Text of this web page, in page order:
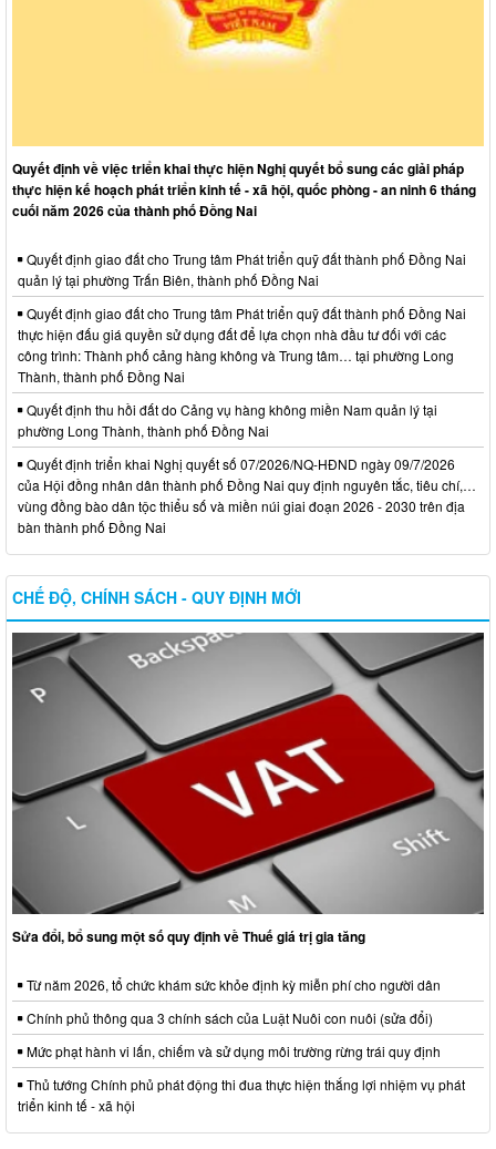
Quyết định về việc triển khai thực hiện Nghị quyết bổ sung các giải pháp
thực hiện kế hoạch phát triển kinh tế - xã hội, quốc phòng - an ninh 6 tháng
cuối năm 2026 của thành phố Đồng Nai
Quyết định giao đất cho Trung tâm Phát triển quỹ đất thành phố Đồng Nai
quản lý tại phường Trấn Biên, thành phố Đồng Nai
Quyết định giao đất cho Trung tâm Phát triển quỹ đất thành phố Đồng Nai
thực hiện đấu giá quyền sử dụng đất để lựa chọn nhà đầu tư đối với các
công trình: Thành phố cảng hàng không và Trung tâm… tại phường Long
Thành, thành phố Đồng Nai
Quyết định thu hồi đất do Cảng vụ hàng không miền Nam quản lý tại
phường Long Thành, thành phố Đồng Nai
Quyết định triển khai Nghị quyết số 07/2026/NQ-HĐND ngày 09/7/2026
của Hội đồng nhân dân thành phố Đồng Nai quy định nguyên tắc, tiêu chí,…
vùng đồng bào dân tộc thiểu số và miền núi giai đoạn 2026 - 2030 trên địa
bàn thành phố Đồng Nai
CHẾ ĐỘ, CHÍNH SÁCH - QUY ĐỊNH MỚI
Sửa đổi, bổ sung một số quy định về Thuế giá trị gia tăng
Từ năm 2026, tổ chức khám sức khỏe định kỳ miễn phí cho người dân
Chính phủ thông qua 3 chính sách của Luật Nuôi con nuôi (sửa đổi)
Mức phạt hành vi lấn, chiếm và sử dụng môi trường rừng trái quy định
Thủ tướng Chính phủ phát động thi đua thực hiện thắng lợi nhiệm vụ phát
triển kinh tế - xã hội